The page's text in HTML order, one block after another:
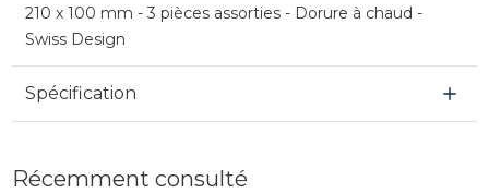
210 x 100 mm - 3 pièces assorties - Dorure à chaud -
Swiss Design
Spécification
Récemment consulté